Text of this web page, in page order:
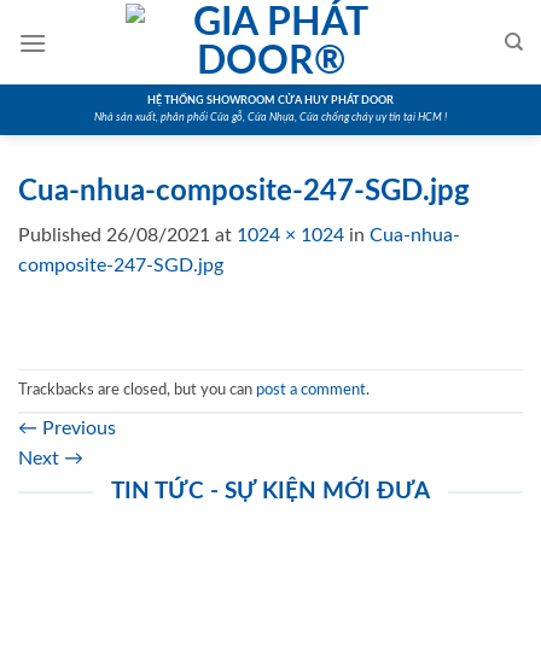
HỆ THỐNG SHOWROOM CỬA HUY PHÁT DOOR
Nhà sản xuất, phân phối Cửa gỗ, Cửa Nhựa, Cửa chống cháy uy tín tại HCM !
Cua-nhua-composite-247-SGD.jpg
Published 26/08/2021 at 1024 × 1024 in Cua-nhua-
composite-247-SGD.jpg
Trackbacks are closed, but you can post a comment.
← Previous
Next →
TIN TỨC - SỰ KIỆN MỚI ĐƯA